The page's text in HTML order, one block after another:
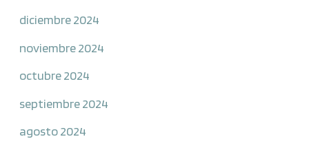
diciembre 2024
noviembre 2024
octubre 2024
septiembre 2024
agosto 2024